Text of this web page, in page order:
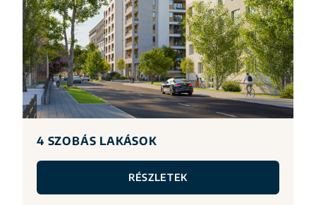
4 SZOBÁS LAKÁSOK
RÉSZLETEK